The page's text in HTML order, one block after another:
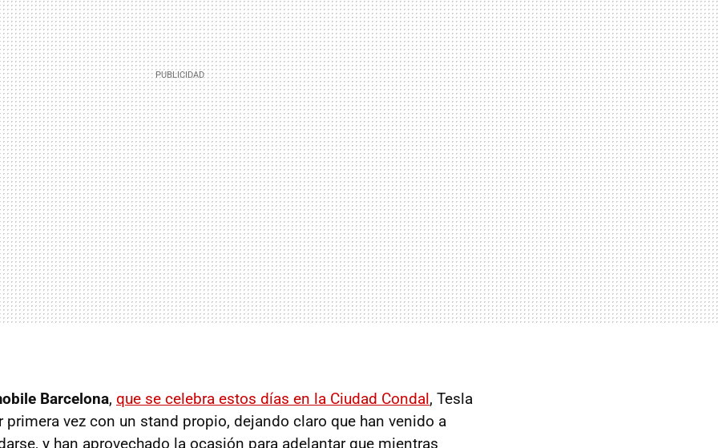
Barcelona, que se celebra estos días en la Ciudad Condal, Tesla
primera vez con un stand propio, dejando claro que han venido a
y han aprovechado la ocasión para adelantar que mientras